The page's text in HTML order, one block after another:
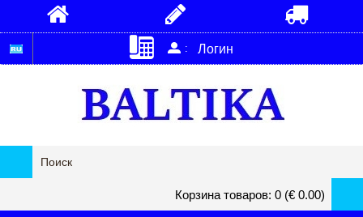
: Логин
Корзина товаров: 0 (€ 0.00)